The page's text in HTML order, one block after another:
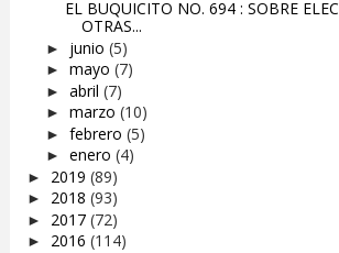
EL BUQUICITO NO. 694 : SOBRE
OTRAS...
► junio (5)
► mayo (7)
► abril (7)
► marzo (10)
► febrero (5)
► enero (4)
► 2019 (89)
► 2018 (93)
► 2017 (72)
► 2016 (114)